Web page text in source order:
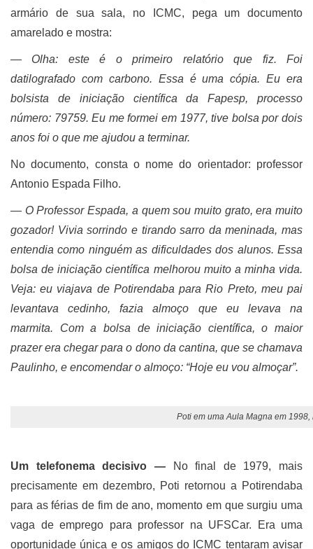
armário de sua sala, no ICMC, pega um documento
amarelado e mostra:
― Olha: este é o primeiro relatório que fiz. Foi
datilografado com carbono. Essa é uma cópia. Eu era
bolsista de iniciação científica da Fapesp, processo
número: 79759. Eu me formei em 1977, tive bolsa por dois
anos foi o que me ajudou a terminar.
No documento, consta o nome do orientador: professor
Antonio Espada Filho.
― O Professor Espada, a quem sou muito grato, era muito
gozador! Vivia sorrindo e tirando sarro da meninada, mas
entendia como ninguém as dificuldades dos alunos. Essa
bolsa de iniciação científica melhorou muito a minha vida.
Veja: eu viajava de Potirendaba para Rio Preto, meu pai
levantava cedinho, fazia almoço que eu levava na
marmita. Com a bolsa de iniciação científica, o maior
prazer era chegar para o dono da cantina, que se chamava
Paulinho, e encomendar o almoço: “Hoje eu vou almoçar”.
Poti em uma Aula Magna em 1998,
Um telefonema decisivo ―No final de 1979, mais
precisamente em dezembro, Poti retornou a Potirendaba
para as férias de fim de ano, momento em que surgiu uma
vaga de emprego para professor na UFSCar. Era uma
oportunidade única e os amigos do ICMC tentaram avisar